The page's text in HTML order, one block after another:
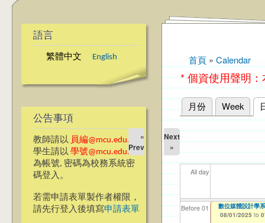
語言
繁體中文 English
公告事項
教師請以 員編@mcu.edu.tw
學生請以 學號@mcu.edu.tw
為帳號, 密碼為校務系統密
碼登入。
若需申請表單製作者權限，
請先行登入後填寫申請表單
您在這裡
首頁 » Calendar
* 個資使用聲明
主要索引標籤
月份 Week
«
Prev
Next
»
All day
Before 01
【資網處】
整合系統～表單
我愛銘傳我愛養
校區)
【財
11/
【財
11/
114
04/
114
02/
數位媒體設計學
08/01/2025 to